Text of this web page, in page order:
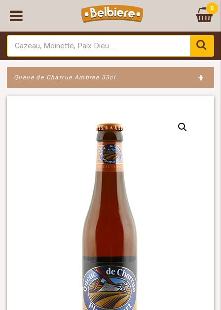
0
Queue de Charrue Ambree 33cl +